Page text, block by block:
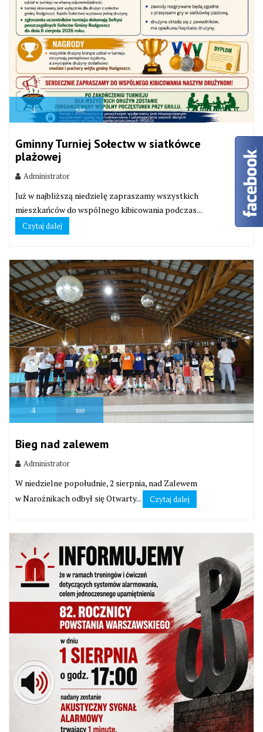
4 sie
Gminny Turniej Sołectw w siatkówce
plażowej
Administrator
Już w najbliższą niedzielę zapraszamy wszystkich
mieszkańców do wspólnego kibicowania podczas...
Czytaj dalej
4 sie
Bieg nad zalewem
Administrator
W niedzielne popołudnie, 2 sierpnia, nad Zalewem
w Narożnikach odbył się Otwarty...
Czytaj dalej